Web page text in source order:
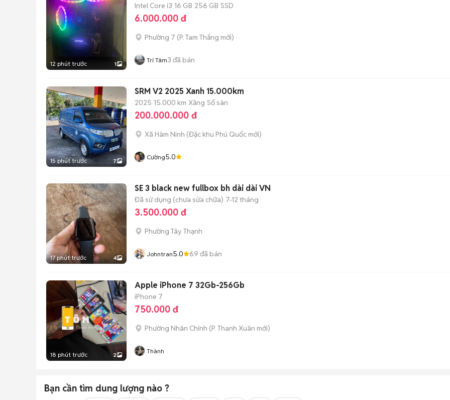
12 phút trước 1
Intel Core i3 16 GB 256 GB SSD
6.000.000 đ
Phường 7 (P. Tam Thắng mới)
Trí Tâm3 đã bán
15 phút trước 7
SRM V2 2025 Xanh 15.000km
2025 15.000 km Xăng Số sàn
200.000.000 đ
Xã Hàm Ninh (Đặc khu Phú Quốc mới)
Cường5.0
17 phút trước 4
SE 3 black new fullbox bh dài dài VN
Đã sử dụng (chưa sửa chữa) 7-12 tháng
3.500.000 đ
Phường Tây Thạnh
Johntran5.0 69 đã bán
18 phút trước 2
Apple iPhone 7 32Gb-256Gb
iPhone 7
750.000 đ
Phường Nhân Chính (P. Thanh Xuân mới)
Thành
Bạn cần tìm dung lượng nào ?